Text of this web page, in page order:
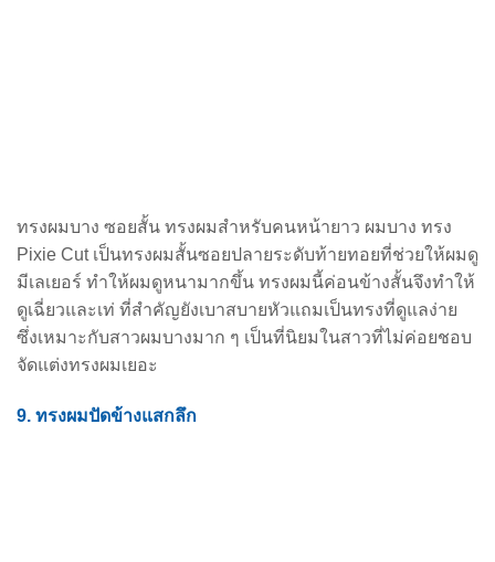
ทรงผมบาง ซอยสั้น ทรงผมสําหรับคนหน้ายาว ผมบาง ทรง
Pixie Cut เป็นทรงผมสั้นซอยปลายระดับท้ายทอยที่ช่วยให้ผมดู
มีเลเยอร์ ทำให้ผมดูหนามากขึ้น ทรงผมนี้ค่อนข้างสั้นจึงทำให้
ดูเฉี่ยวและเท่ ที่สำคัญยังเบาสบายหัวแถมเป็นทรงที่ดูแลง่าย
ซึ่งเหมาะกับสาวผมบางมาก ๆ เป็นที่นิยมในสาวที่ไม่ค่อยชอบ
จัดแต่งทรงผมเยอะ
9. ทรงผมปัดข้างแสกลึก